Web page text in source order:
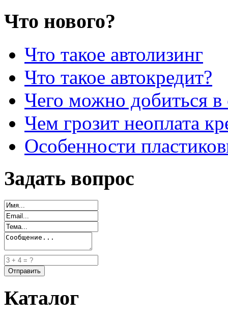
Что нового?
Что такое автолизинг
Что такое автокредит?
Чего можно добиться в
Чем грозит неоплата
Особенности
Задать вопрос
Каталог